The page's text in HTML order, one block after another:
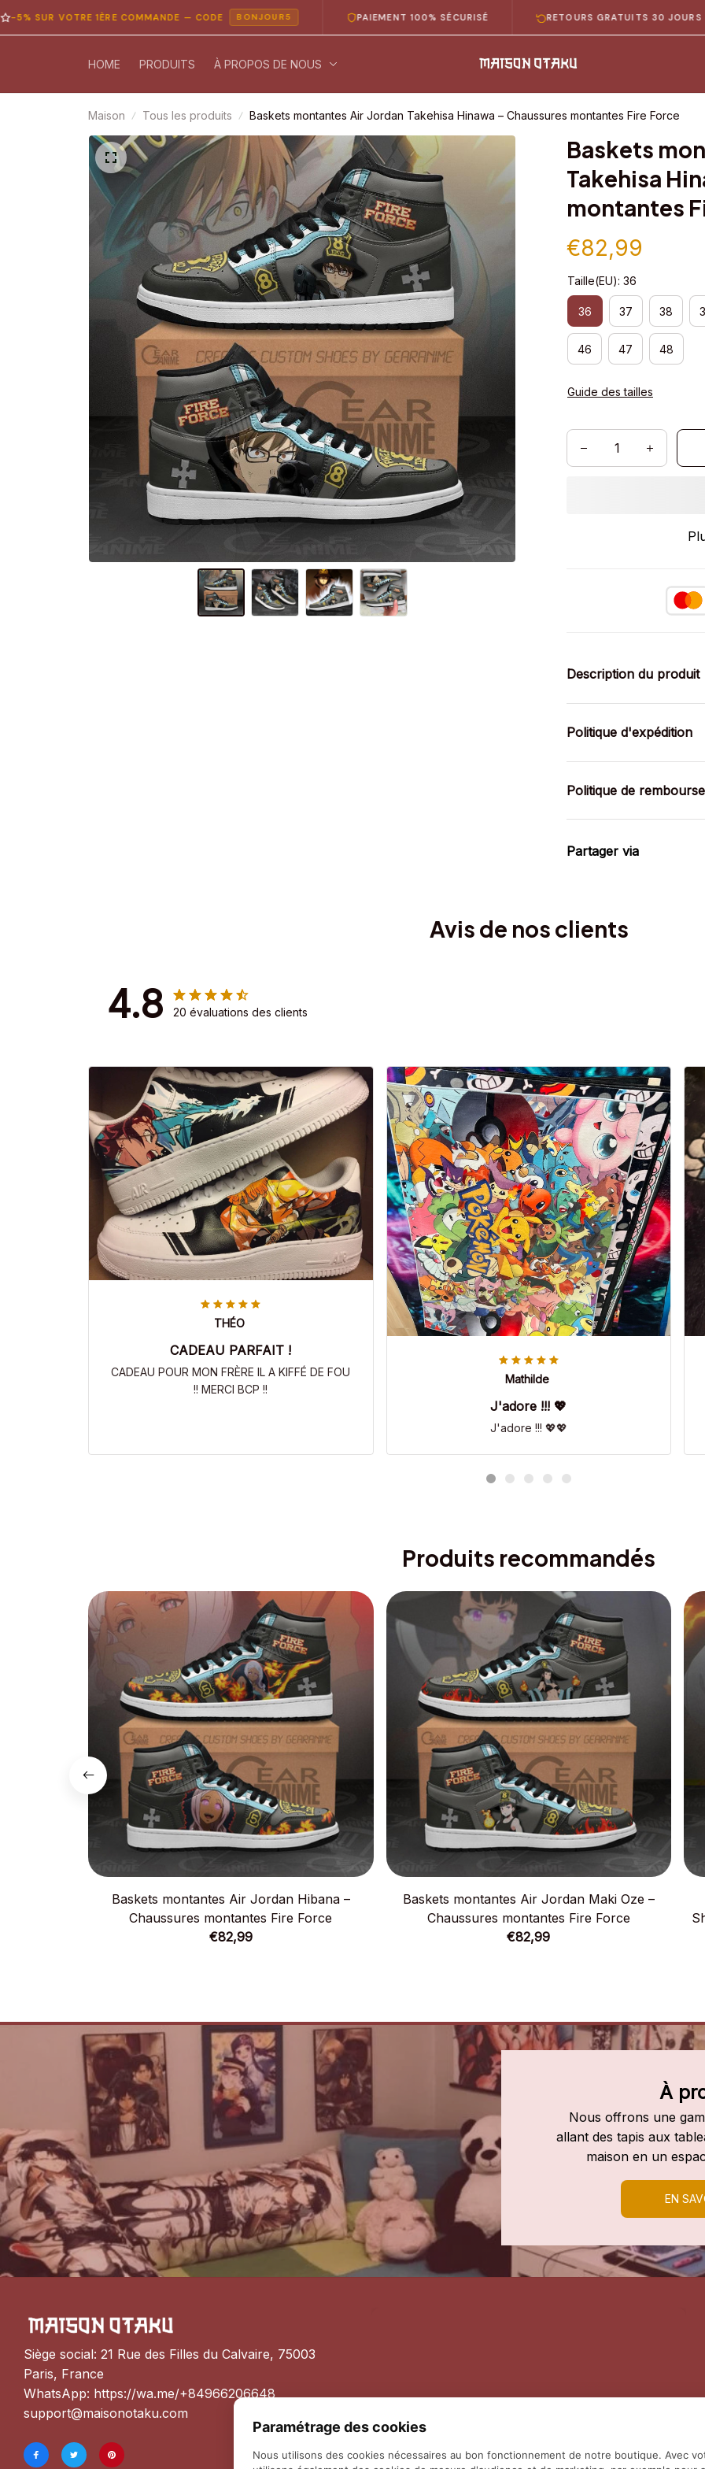
VOTRE 1ÈRE COMMANDE — CODE BONJOUR5 PAIEMENT 100% SÉCURISÉ RETOURS GRATUITS 30 JOURS
HOME PRODUITS À PROPOS DE NOUS
Maison Tous les produits Baskets montantes Air Jordan Takehisa Hinawa – Chaussures montantes Fire Force
Baskets
Takehisa
montantes
€82,99
Taille(EU): 36
36 37 38
46 47 48
Guide des tailles
Description du produit
Politique d'expédition
Politique de
Partager via
Avis de nos clients
4.8 20 évaluations des clients
THÉO
CADEAU PARFAIT !
CADEAU POUR MON FRÈRE IL A KIFFÉ DE FOU
!! MERCI BCP !!
Mathilde
J'adore !!! 💖
J'adore !!! 💖💖
Produits recommandés
Baskets montantes Air Jordan Hibana –
Chaussures montantes Fire Force
€82,99
Baskets montantes Air Jordan Maki Oze –
Chaussures montantes Fire Force
€82,99
À
Nous offrons une
allant des tapis aux
maison en un
EN
Siège social: 21 Rue des Filles du Calvaire, 75003
Paris, France
WhatsApp: https://wa.me/+84966206648
support@maisonotaku.com
Paramétrage des cookies
Nous utilisons des cookies nécessaires au bon fonctionnement de notre boutique. Avec